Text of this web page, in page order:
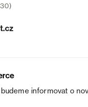
informovat o